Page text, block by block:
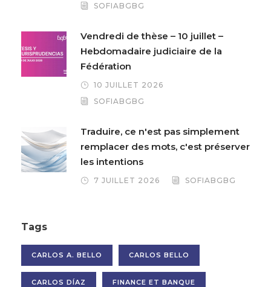
SOFIABGBG
Vendredi de thèse – 10 juillet –
Hebdomadaire judiciaire de la
Fédération
10 JUILLET 2026
SOFIABGBG
Traduire, ce n'est pas simplement
remplacer des mots, c'est préserver
les intentions
7 JUILLET 2026 SOFIABGBG
Tags
CARLOS A. BELLO CARLOS BELLO
CARLOS DÍAZ FINANCE ET BANQUE